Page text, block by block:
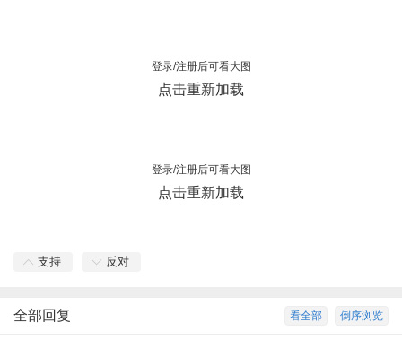
登录/注册后可看大图
点击重新加载
登录/注册后可看大图
点击重新加载
支持 反对
倒序浏览
看全部
全部回复